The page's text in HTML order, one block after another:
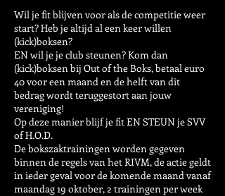
Wil je fit blijven voor als de competitie weer
start? Heb je altijd al een keer willen
(kick)boksen?
EN wil je je club steunen? Kom dan
(kick)boksen bij Out of the Boks, betaal euro
40 voor een maand en de helft van dit
bedrag wordt teruggestort aan jouw
vereniging!
Op deze manier blijf je fit EN STEUN je SVV
of H.O.D.
De bokszaktrainingen worden gegeven
binnen de regels van het RIVM, de actie geldt
in ieder geval voor de komende maand vanaf
maandag 19 oktober, 2 trainingen per week